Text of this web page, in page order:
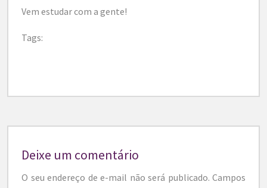
Vem estudar com a gente!
Tags:
Deixe um comentário
O seu endereço de e-mail não será publicado. Campos